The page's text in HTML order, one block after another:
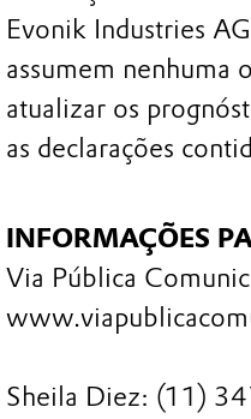
Evonik Industries
assumem nenhuma
atualizar os
as declarações
INFORMAÇÕES
Via Pública
Sheila Diez: (11)